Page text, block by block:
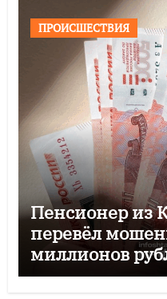
ПРОИСШЕСТВИЯ
Пенсионер из
перевёл
миллионов